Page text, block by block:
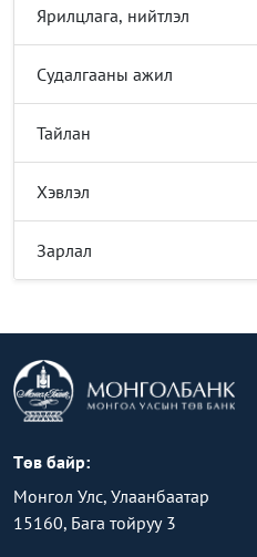
Ярилцлага, нийтлэл
Судалгааны ажил
Тайлан
Хэвлэл
Зарлал
Төв байр:
Монгол Улс, Улаанбаатар
15160, Бага тойруу 3